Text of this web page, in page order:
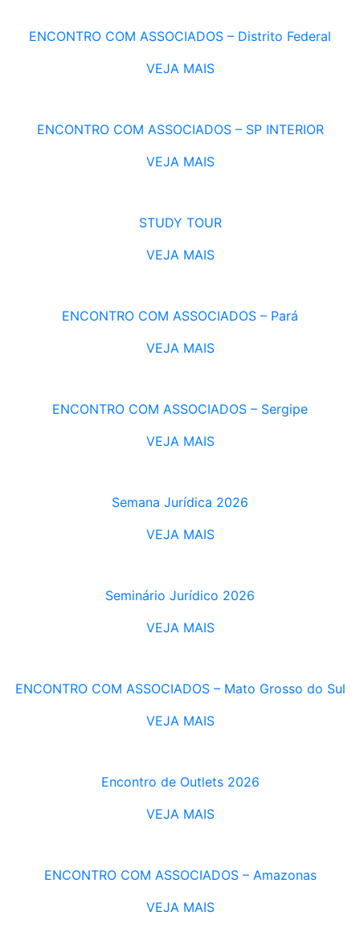
ENCONTRO COM ASSOCIADOS – Distrito Federal
VEJA MAIS
ENCONTRO COM ASSOCIADOS – SP INTERIOR
VEJA MAIS
STUDY TOUR
VEJA MAIS
ENCONTRO COM ASSOCIADOS – Pará
VEJA MAIS
ENCONTRO COM ASSOCIADOS – Sergipe
VEJA MAIS
Semana Jurídica 2026
VEJA MAIS
Seminário Jurídico 2026
VEJA MAIS
ENCONTRO COM ASSOCIADOS – Mato Grosso do Sul
VEJA MAIS
Encontro de Outlets 2026
VEJA MAIS
ENCONTRO COM ASSOCIADOS – Amazonas
VEJA MAIS